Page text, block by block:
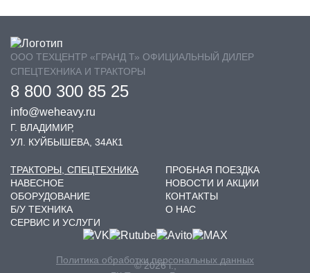
ООО ТЕХЦЕНТР «ГРАНД Т» ОФИЦИАЛЬНЫЙ ДИЛЕР
СПЕЦТЕХНИКА И ТРАКТОРЫ
8 800 300 85 25
info@weheavy.ru
Г. ВЛАДИМИР,
УЛ. КУЙБЫШЕВА, 34АК1
ТРАКТОРЫ, СПЕЦТЕХНИКА
НАВЕСНОЕ
ОБОРУДОВАНИЕ
Б/У ТЕХНИКА
СЕРВИС И УСЛУГИ
ПРОБНАЯ ПОЕЗДКА
НОВОСТИ И АКЦИИ
КОНТАКТЫ
О НАС
Политика обработки персональных данных
© 2026 г.,